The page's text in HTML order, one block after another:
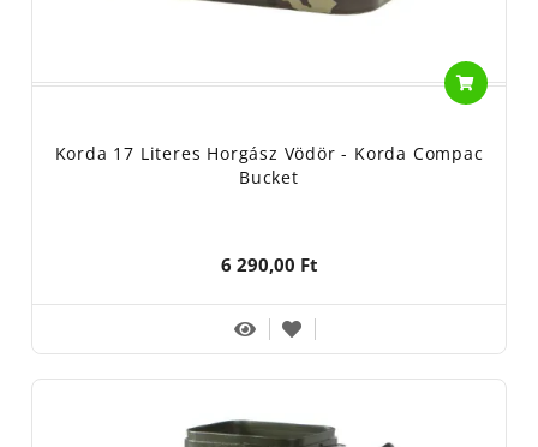
Korda 17 Literes Horgász Vödör - Korda Compac
Bucket
6 290,00 Ft